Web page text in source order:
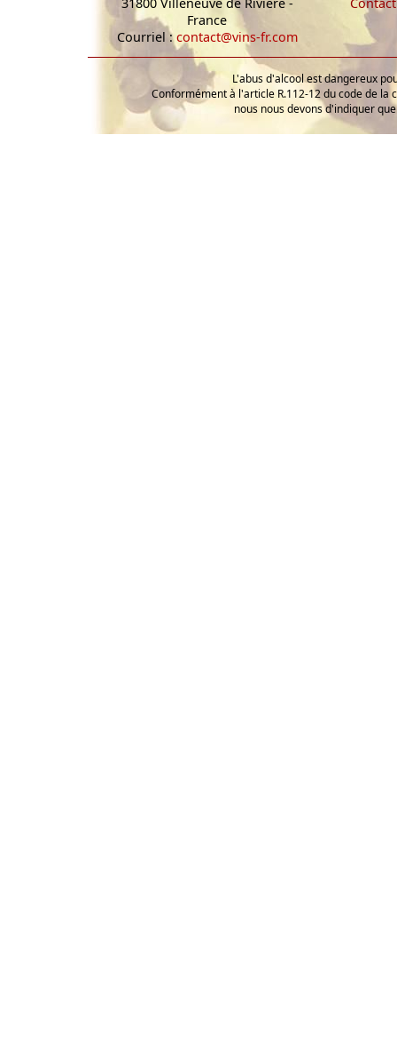
France
Courriel :contact@vins-fr.com
L'abus d'alcool est dangereux
Conformément à l'article R.112-12 du code de la
nous nous devons d'indiquer